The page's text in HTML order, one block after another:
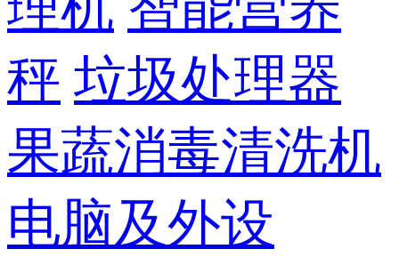
秤 垃圾处理器
果蔬消毒清洗机
电脑及外设